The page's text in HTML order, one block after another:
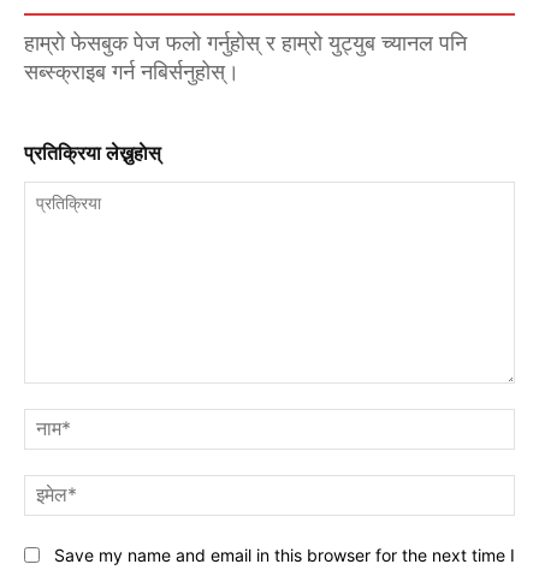
हाम्रो फेसबुक पेज फलो गर्नुहोस् र हाम्रो युट्युब च्यानल पनि
सब्स्क्राइब गर्न नबिर्सनुहोस्।
प्रतिक्रिया लेख्नुहाेस्
Save my name and email in this browser for the next time I